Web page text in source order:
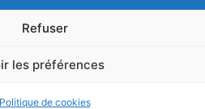
Refuser
les préférences
Politique de cookies